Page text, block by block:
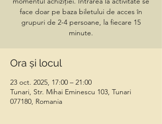
face doar pe baza biletului de acces în
grupuri de 2-4 persoane, la fiecare 15
minute.
Ora și locul
23 oct. 2025, 17:00 – 21:00
Tunari, Str. Mihai Eminescu 103, Tunari
077180, Romania